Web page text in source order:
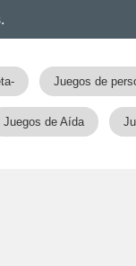
Juegos de
Juegos de Aída